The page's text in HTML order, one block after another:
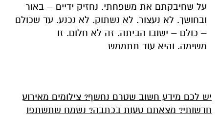
על שחיבקתם את משפחתי. נחזיק ידיים – באור
ובחושך. לא נעצור. לא נשתוק. לא נכנע. עד שכולם
– כולם – ישובו הביתה. זה לא חלום. זו
משימה. והיא עוד תתממש
יש לכם מידע חשוב שטרם נחשף? צילומים מאירוע
חדשותי? מצאתם טעות בכתבה? נשמח שתשתפו